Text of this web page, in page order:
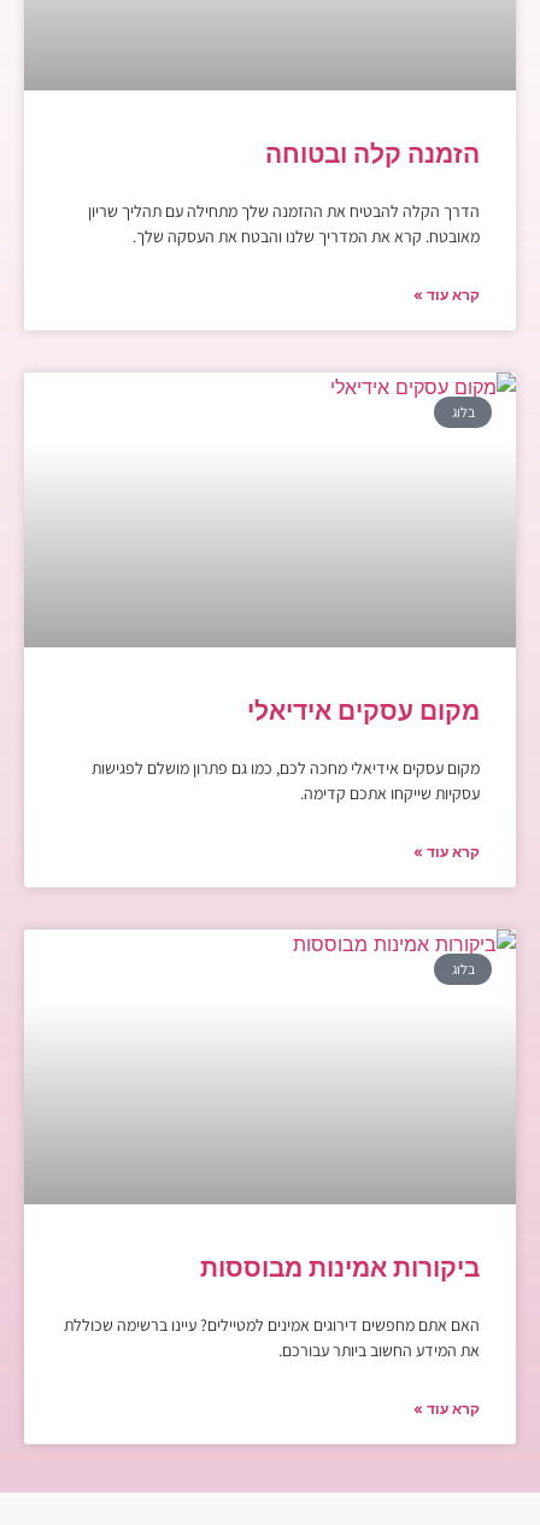
הזמנה קלה ובטוחה
הדרך הקלה להבטיח את ההזמנה שלך מתחילה עם תהליך שריון
מאובטח. קרא את המדריך שלנו והבטח את העסקה שלך.
קרא עוד »
בלוג
מקום עסקים אידיאלי
מקום עסקים אידיאלי מחכה לכם, כמו גם פתרון מושלם לפגישות
עסקיות שייקחו אתכם קדימה.
קרא עוד »
בלוג
ביקורות אמינות מבוססות
האם אתם מחפשים דירוגים אמינים למטיילים? עיינו ברשימה שכוללת
את המידע החשוב ביותר עבורכם.
קרא עוד »